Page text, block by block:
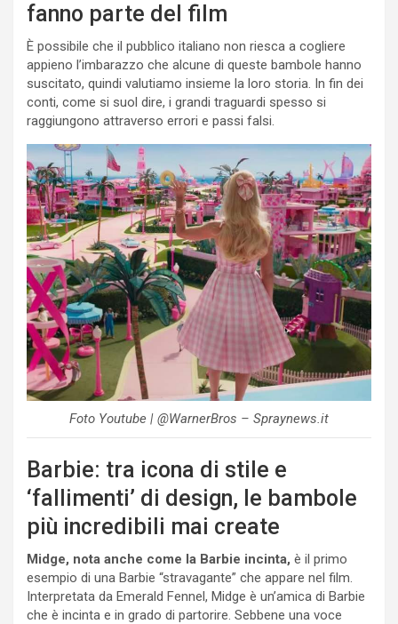
fanno parte del film
È possibile che il pubblico italiano non riesca a cogliere
appieno l’imbarazzo che alcune di queste bambole hanno
suscitato, quindi valutiamo insieme la loro storia. In fin dei
conti, come si suol dire, i grandi traguardi spesso si
raggiungono attraverso errori e passi falsi.
Foto Youtube | @WarnerBros – Spraynews.it
Barbie: tra icona di stile e
‘fallimenti’ di design, le bambole
più incredibili mai create
Midge, nota anche come la Barbie incinta, è il primo
esempio di una Barbie “stravagante” che appare nel film.
Interpretata da Emerald Fennel, Midge è un’amica di Barbie
che è incinta e in grado di partorire. Sebbene una voce